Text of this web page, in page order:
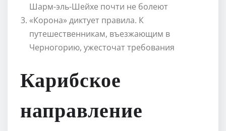
Шарм-эль-Шейхе почти не болеют
«Корона» диктует правила. К
путешественникам, въезжающим в
Черногорию, ужесточат требования
Карибское
направление